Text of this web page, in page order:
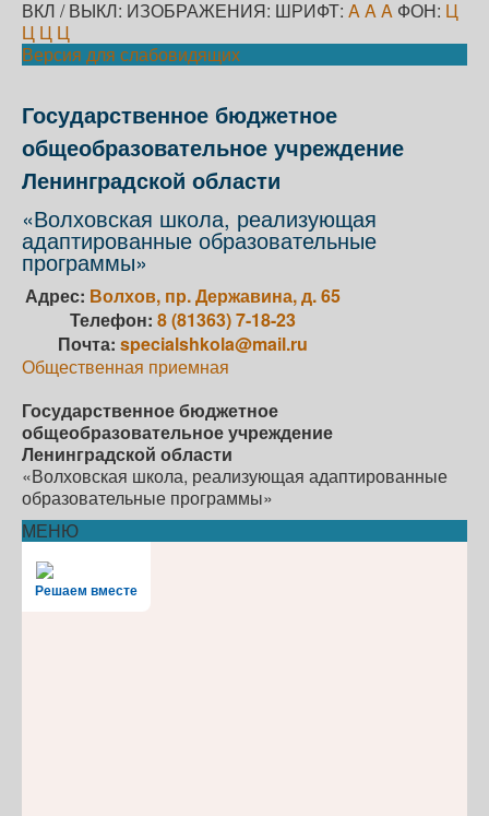
ВКЛ / ВЫКЛ: ИЗОБРАЖЕНИЯ: ШРИФТ: AAA ФОН: Ц
Ц Ц Ц
Версия для слабовидящих
Государственное бюджетное
общеобразовательное учреждение
Ленинградской области
«Волховская школа, реализующая
адаптированные образовательные
программы»
Адрес: Волхов, пр. Державина, д. 65
Телефон: 8 (81363) 7-18-23
Почта: specialshkola@mail.ru
Общественная приемная
Государственное бюджетное
общеобразовательное учреждение
Ленинградской области
«Волховская школа, реализующая адаптированные
образовательные программы»
МЕНЮ
Решаем вместе